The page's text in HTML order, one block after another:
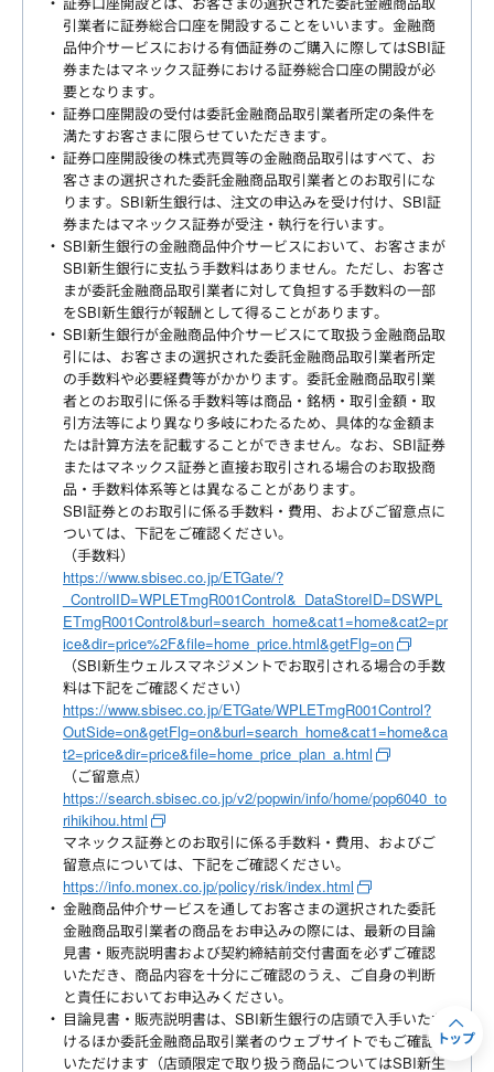
引業者に証券総合口座を開設することをいいます。金融商
品仲介サービスにおける有価証券のご購入に際してはSBI証
券またはマネックス証券における証券総合口座の開設が必
要となります。
証券口座開設の受付は委託金融商品取引業者所定の条件を
満たすお客さまに限らせていただきます。
証券口座開設後の株式売買等の金融商品取引はすべて、お
客さまの選択された委託金融商品取引業者とのお取引にな
ります。SBI新生銀行は、注文の申込みを受け付け、SBI証
券またはマネックス証券が受注・執行を行います。
SBI新生銀行の金融商品仲介サービスにおいて、お客さまが
SBI新生銀行に支払う手数料はありません。ただし、お客さ
まが委託金融商品取引業者に対して負担する手数料の一部
をSBI新生銀行が報酬として得ることがあります。
SBI新生銀行が金融商品仲介サービスにて取扱う金融商品取
引には、お客さまの選択された委託金融商品取引業者所定
の手数料や必要経費等がかかります。委託金融商品取引業
者とのお取引に係る手数料等は商品・銘柄・取引金額・取
引方法等により異なり多岐にわたるため、具体的な金額ま
たは計算方法を記載することができません。なお、SBI証券
またはマネックス証券と直接お取引される場合のお取扱商
品・手数料体系等とは異なることがあります。
SBI証券とのお取引に係る手数料・費用、およびご留意点に
ついては、下記をご確認ください。
（手数料）
https://www.sbisec.co.jp/ETGate/?
_ControlID=WPLETmgR001Control&_DataStoreID=DSWPL
ETmgR001Control&burl=search_home&cat1=home&cat2=pr
ice&dir=price%2F&file=home_price.html&getFlg=on
（SBI新生ウェルスマネジメントでお取引される場合の手数
料は下記をご確認ください）
https://www.sbisec.co.jp/ETGate/WPLETmgR001Control?
OutSide=on&getFlg=on&burl=search_home&cat1=home&ca
t2=price&dir=price&file=home_price_plan_a.html
（ご留意点）
https://search.sbisec.co.jp/v2/popwin/info/home/pop6040_to
rihikihou.html
マネックス証券とのお取引に係る手数料・費用、およびご
留意点については、下記をご確認ください。
https://info.monex.co.jp/policy/risk/index.html
金融商品仲介サービスを通してお客さまの選択された委託
金融商品取引業者の商品をお申込みの際には、最新の目論
見書・販売説明書および契約締結前交付書面を必ずご確認
いただき、商品内容を十分にご確認のうえ、ご自身の判断
と責任においてお申込みください。
目論見書・販売説明書は、SBI新生銀行の店頭で入手いただ
けるほか委託金融商品取引業者のウェブサイトでもご確認
いただけます（店頭限定で取り扱う商品についてはSBI新生
トップ